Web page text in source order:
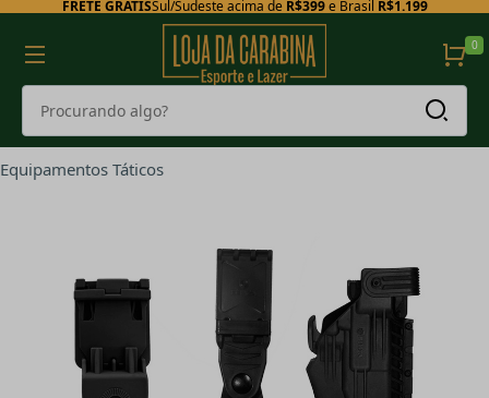
FRETE GRÁTISSul/Sudeste acima de R$399e Brasil R$1.199
0
Equipamentos Táticos